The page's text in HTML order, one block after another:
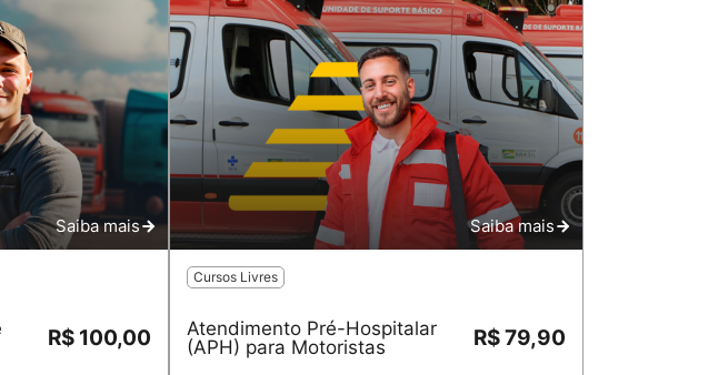
Saiba mais
R$ 100,00
Saiba mais
Cursos Livres
Atendimento Pré-Hospitalar
(APH) para Motoristas
R$ 79,90